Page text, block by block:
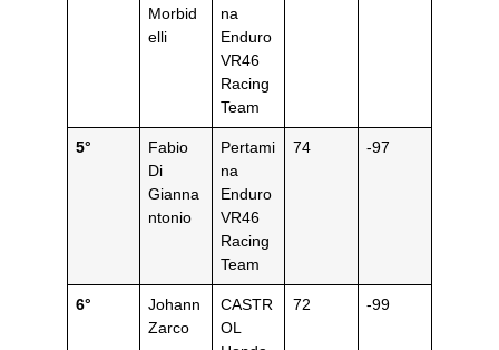
Morbid
elli
na
Enduro
VR46
Racing
Team
5°
Fabio
Di
Gianna
ntonio
Pertami
na
Enduro
VR46
Racing
Team
74 -97
6°
Johann
Zarco
CASTR
OL
72 -99